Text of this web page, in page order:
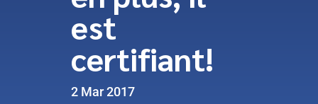
est
certifiant!
2 Mar 2017